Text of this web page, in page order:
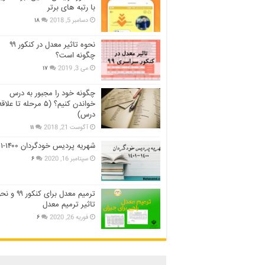
با رتبه های برتر
دسامبر 5, 2018 ۱۸
نحوه تاثیر معدل در کنکور ۹۹
چگونه است؟
می 3, 2019 ۱۷
چگونه خود را مجبور به درس
خواندن کنیم؟ (۵ مرحله تا
درس)
آگوست 21, 2018 ۱۱
شهریه پردیس خودگردان ۱۴۰۰-۱۴۰۱
سپتامبر 16, 2020 ۶
ترمیم معدل برای
تاثیر ترمیم معدل
فوریه 26, 2020 ۶